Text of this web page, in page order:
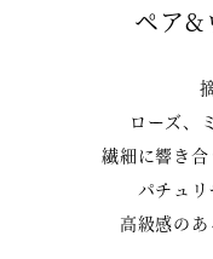
ペア&
ローズ、
繊細に響き合
パチュリ
高級感のあ